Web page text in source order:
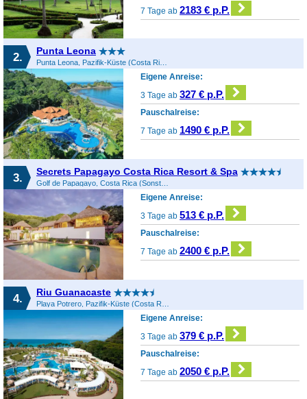
7 Tage ab2183 € p.P.
2. Punta Leona
Punta Leona, Pazifik-Küste (Costa Rica), Costa Rica
Eigene Anreise:
3 Tage ab327 € p.P.
Pauschalreise:
7 Tage ab 1490 € p.P.
3. Secrets Papagayo Costa Rica Resort & Spa
Golf de Papagayo, Costa Rica (Sonstiges), Costa Rica
Eigene Anreise:
3 Tage ab513 € p.P.
Pauschalreise:
7 Tage ab2400 € p.P.
4. Riu Guanacaste
Eigene Anreise:
3 Tage ab379 € p.P.
Pauschalreise:
7 Tage ab2050 € p.P.